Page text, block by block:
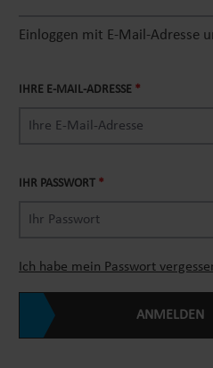
Einloggen mit E-Mail-Adresse
IHRE E-MAIL-ADRESSE *
IHR PASSWORT *
Ich habe mein Passwort
ANMELDEN